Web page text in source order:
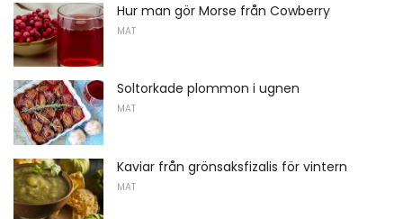
Hur man gör Morse från Cowberry
MAT
Soltorkade plommon i ugnen
MAT
Kaviar från grönsaksfizalis för vintern
MAT